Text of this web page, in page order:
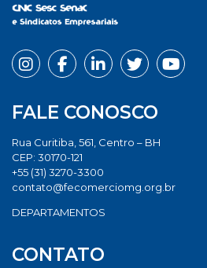
FALE CONOSCO
Rua Curitiba, 561, Centro – BH
CEP: 30170-121
+55 (31) 3270-3300
contato@fecomerciomg.org.br
DEPARTAMENTOS
CONTATO